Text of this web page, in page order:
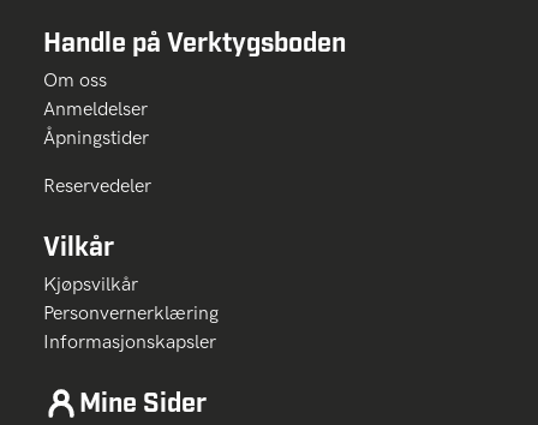
Handle på Verktygsboden
Om oss
Anmeldelser
Åpningstider
Reservedeler
Vilkår
Kjøpsvilkår
Personvernerklæring
Informasjonskapsler
Mine Sider